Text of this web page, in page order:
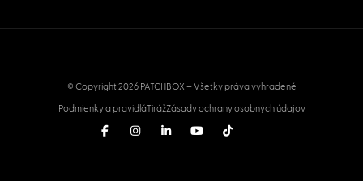
© Copyright 2026 PATCHBOX – Všetky práva vyhradené
Podmienky a pravidláTirážZásady ochrany osobných údajov